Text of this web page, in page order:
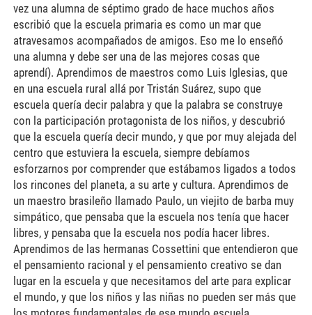
vez una alumna de séptimo grado de hace muchos años
escribió que la escuela primaria es como un mar que
atravesamos acompañados de amigos. Eso me lo enseñó
una alumna y debe ser una de las mejores cosas que
aprendí). Aprendimos de maestros como Luis Iglesias, que
en una escuela rural allá por Tristán Suárez, supo que
escuela quería decir palabra y que la palabra se construye
con la participación protagonista de los niños, y descubrió
que la escuela quería decir mundo, y que por muy alejada del
centro que estuviera la escuela, siempre debíamos
esforzarnos por comprender que estábamos ligados a todos
los rincones del planeta, a su arte y cultura. Aprendimos de
un maestro brasileño llamado Paulo, un viejito de barba muy
simpático, que pensaba que la escuela nos tenía que hacer
libres, y pensaba que la escuela nos podía hacer libres.
Aprendimos de las hermanas Cossettini que entendieron que
el pensamiento racional y el pensamiento creativo se dan
lugar en la escuela y que necesitamos del arte para explicar
el mundo, y que los niños y las niñas no pueden ser más que